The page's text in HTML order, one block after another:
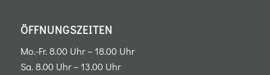
ÖFFNUNGSZEITEN
Mo.-Fr. 8.00 Uhr – 18.00 Uhr
Sa. 8.00 Uhr – 13.00 Uhr